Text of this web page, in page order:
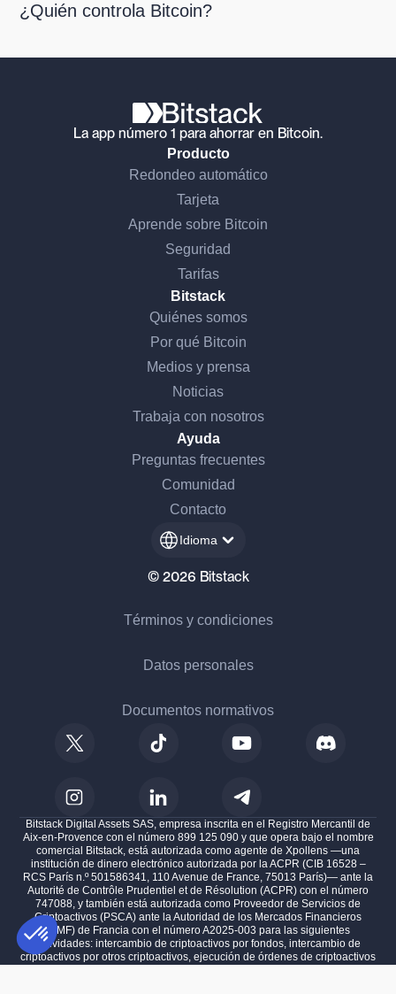
¿Quién controla Bitcoin?
La app número 1 para ahorrar en Bitcoin.
Producto
Redondeo automático
Tarjeta
Aprende sobre Bitcoin
Seguridad
Tarifas
Bitstack
Quiénes somos
Por qué Bitcoin
Medios y prensa
Noticias
Trabaja con nosotros
Ayuda
Preguntas frecuentes
Comunidad
Contacto
Idioma
© 2026 Bitstack
Términos y condiciones
Datos personales
Documentos normativos
Bitstack Digital Assets SAS, empresa inscrita en el Registro Mercantil de
Aix-en-Provence con el número 899 125 090 y que opera bajo el nombre
comercial Bitstack, está autorizada como agente de Xpollens —una
institución de dinero electrónico autorizada por la ACPR (CIB 16528 –
RCS París n.º 501586341, 110 Avenue de France, 75013 París)— ante la
Autorité de Contrôle Prudentiel et de Résolution (ACPR) con el número
747088, y también está autorizada como Proveedor de Servicios de
Criptoactivos (PSCA) ante la Autoridad de los Mercados Financieros
(AMF) de Francia con el número A2025-003 para las siguientes
actividades: intercambio de criptoactivos por fondos, intercambio de
criptoactivos por otros criptoactivos, ejecución de órdenes de criptoactivos